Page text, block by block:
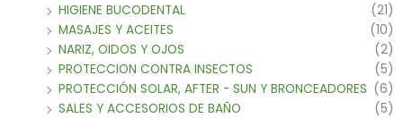
HIGIENE BUCODENTAL
(21)
MASAJES Y ACEITES
(10)
NARIZ, OIDOS Y OJOS
(2)
PROTECCION CONTRA INSECTOS
(5)
PROTECCIÓN SOLAR, AFTER - SUN Y BRONCEADORES (6)
SALES Y ACCESORIOS DE BAÑO
(5)